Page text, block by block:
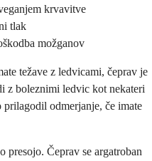
krvavitve
tlak
možganov
težave z ledvicami, čeprav je
z boleznimi ledvic kot nekateri
odmerjanje, če imate
presojo. Čeprav se argatroban